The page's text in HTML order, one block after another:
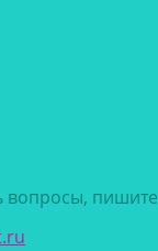
вопросы, пишите